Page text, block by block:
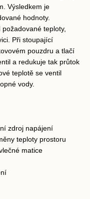
Výsledkem je
hodnoty.
teploty,
Při stoupající
pouzdru a tlačí
a redukuje tak průtok
teplotě se ventil
vody.
zdroj napájení
teploty prostoru
matice